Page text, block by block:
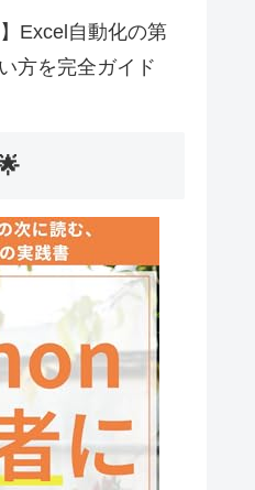
Excel自動化の第
方を完全ガイド